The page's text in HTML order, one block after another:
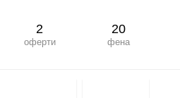
2
оферти
20
фена